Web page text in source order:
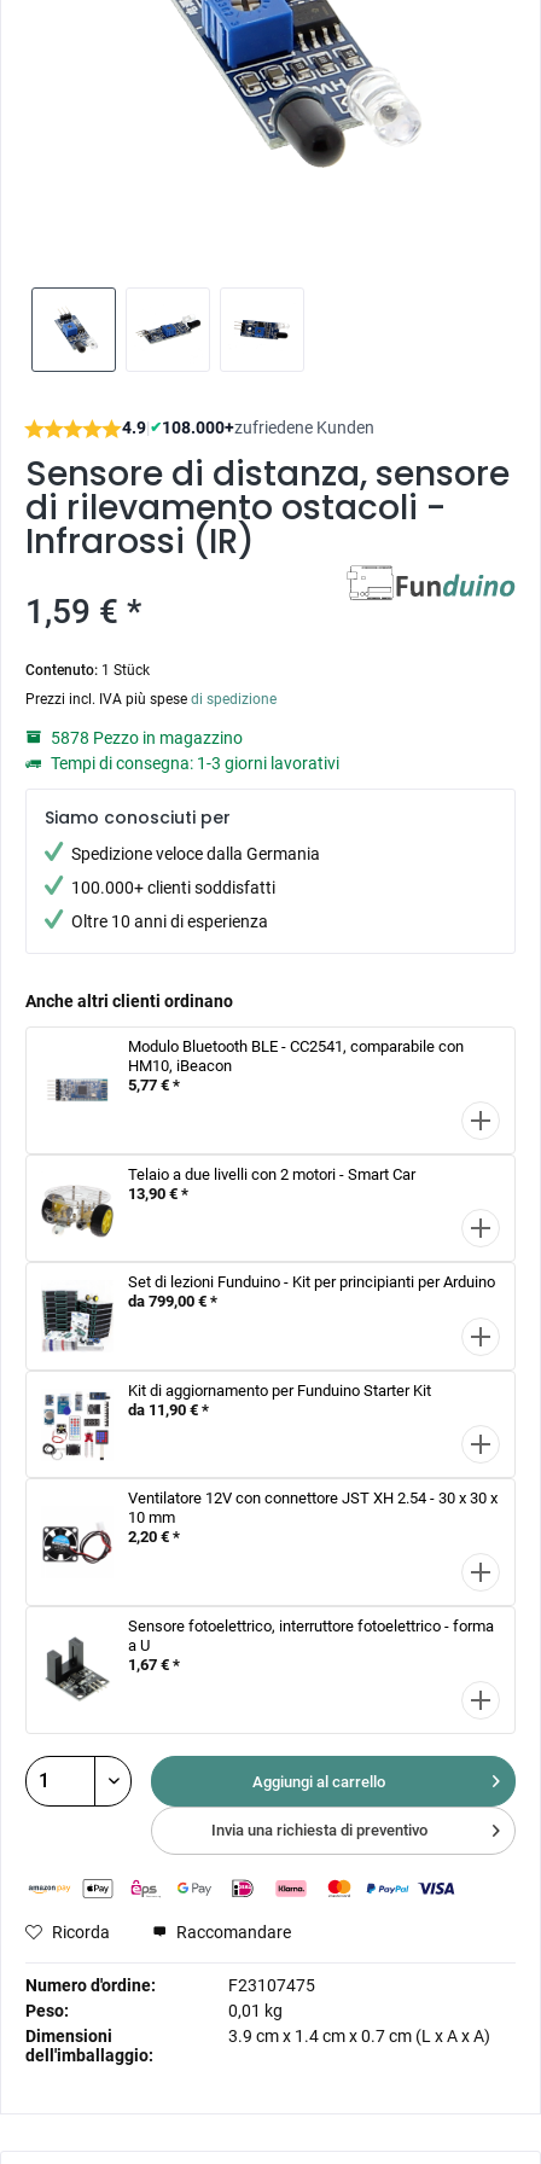
4.9|✔108.000+zufriedene Kunden
Sensore di distanza, sensore
di rilevamento ostacoli -
Infrarossi (IR)
1,59 € *
Contenuto: 1 Stück
Prezzi incl. IVA più spese di spedizione
5878 Pezzo in magazzino
Tempi di consegna: 1-3 giorni lavorativi
Siamo conosciuti per
Spedizione veloce dalla Germania
100.000+ clienti soddisfatti
Oltre 10 anni di esperienza
Anche altri clienti ordinano
Modulo Bluetooth BLE - CC2541, comparabile con
HM10, iBeacon
5,77 € *
Telaio a due livelli con 2 motori - Smart Car
13,90 € *
Set di lezioni Funduino - Kit per principianti per Arduino
da 799,00 € *
Kit di aggiornamento per Funduino Starter Kit
da 11,90 € *
Ventilatore 12V con connettore JST XH 2.54 - 30 x 30 x
10 mm
2,20 € *
Sensore fotoelettrico, interruttore fotoelettrico - forma
a U
1,67 € *
Aggiungi al carrello
Invia una richiesta di preventivo
Ricorda Raccomandare
Numero d'ordine:
F23107475
Peso:
0,01 kg
Dimensioni
dell'imballaggio:
3.9 cmx 1.4 cmx0.7 cm (L x A x A)